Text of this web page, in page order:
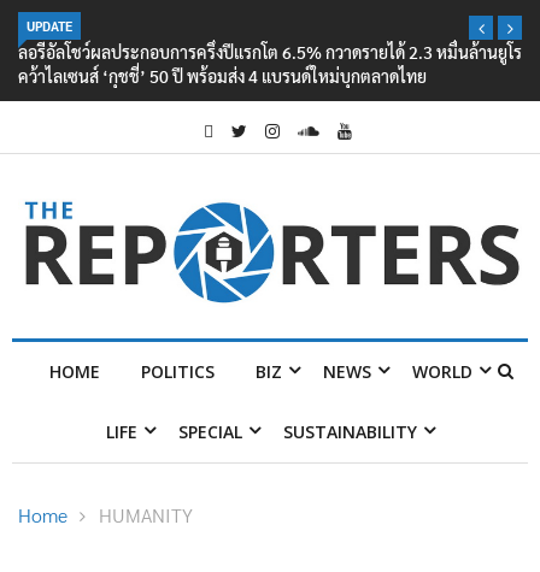
UPDATE
ลอรีอัลโชว์ผลประกอบการครึ่งปีแรกโต 6.5% กวาดรายได้ 2.3 หมื่นล้านยูโร
คว้าไลเซนส์ ‘กุชชี่’ 50 ปี พร้อมส่ง 4 แบรนด์ใหม่บุกตลาดไทย
HOME POLITICS BIZ NEWS WORLD
LIFE SPECIAL SUSTAINABILITY
Home HUMANITY